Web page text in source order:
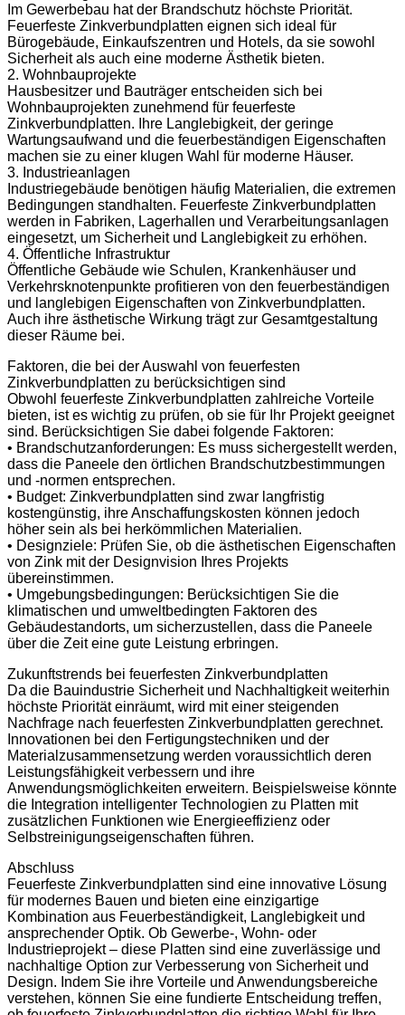
Im Gewerbebau hat der Brandschutz höchste Priorität.
Feuerfeste Zinkverbundplatten eignen sich ideal für
Bürogebäude, Einkaufszentren und Hotels, da sie sowohl
Sicherheit als auch eine moderne Ästhetik bieten.
2. Wohnbauprojekte
Hausbesitzer und Bauträger entscheiden sich bei
Wohnbauprojekten zunehmend für feuerfeste
Zinkverbundplatten. Ihre Langlebigkeit, der geringe
Wartungsaufwand und die feuerbeständigen Eigenschaften
machen sie zu einer klugen Wahl für moderne Häuser.
3. Industrieanlagen
Industriegebäude benötigen häufig Materialien, die extremen
Bedingungen standhalten. Feuerfeste Zinkverbundplatten
werden in Fabriken, Lagerhallen und Verarbeitungsanlagen
eingesetzt, um Sicherheit und Langlebigkeit zu erhöhen.
4. Öffentliche Infrastruktur
Öffentliche Gebäude wie Schulen, Krankenhäuser und
Verkehrsknotenpunkte profitieren von den feuerbeständigen
und langlebigen Eigenschaften von Zinkverbundplatten.
Auch ihre ästhetische Wirkung trägt zur Gesamtgestaltung
dieser Räume bei.
Faktoren, die bei der Auswahl von feuerfesten
Zinkverbundplatten zu berücksichtigen sind
Obwohl feuerfeste Zinkverbundplatten zahlreiche Vorteile
bieten, ist es wichtig zu prüfen, ob sie für Ihr Projekt geeignet
sind. Berücksichtigen Sie dabei folgende Faktoren:
• Brandschutzanforderungen: Es muss sichergestellt werden,
dass die Paneele den örtlichen Brandschutzbestimmungen
und -normen entsprechen.
• Budget: Zinkverbundplatten sind zwar langfristig
kostengünstig, ihre Anschaffungskosten können jedoch
höher sein als bei herkömmlichen Materialien.
• Designziele: Prüfen Sie, ob die ästhetischen Eigenschaften
von Zink mit der Designvision Ihres Projekts
übereinstimmen.
• Umgebungsbedingungen: Berücksichtigen Sie die
klimatischen und umweltbedingten Faktoren des
Gebäudestandorts, um sicherzustellen, dass die Paneele
über die Zeit eine gute Leistung erbringen.
Zukunftstrends bei feuerfesten Zinkverbundplatten
Da die Bauindustrie Sicherheit und Nachhaltigkeit weiterhin
höchste Priorität einräumt, wird mit einer steigenden
Nachfrage nach feuerfesten Zinkverbundplatten gerechnet.
Innovationen bei den Fertigungstechniken und der
Materialzusammensetzung werden voraussichtlich deren
Leistungsfähigkeit verbessern und ihre
Anwendungsmöglichkeiten erweitern. Beispielsweise könnte
die Integration intelligenter Technologien zu Platten mit
zusätzlichen Funktionen wie Energieeffizienz oder
Selbstreinigungseigenschaften führen.
Abschluss
Feuerfeste Zinkverbundplatten sind eine innovative Lösung
für modernes Bauen und bieten eine einzigartige
Kombination aus Feuerbeständigkeit, Langlebigkeit und
ansprechender Optik. Ob Gewerbe-, Wohn- oder
Industrieprojekt – diese Platten sind eine zuverlässige und
nachhaltige Option zur Verbesserung von Sicherheit und
Design. Indem Sie ihre Vorteile und Anwendungsbereiche
verstehen, können Sie eine fundierte Entscheidung treffen,